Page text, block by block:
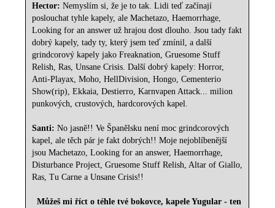
Hector:Nemyslím si, že je to tak. Lidi teď začínají
poslouchat tyhle kapely, ale Machetazo, Haemorrhage,
Looking for an answer už hrajou dost dlouho. Jsou tady fakt
dobrý kapely, tady ty, který jsem teď zmínil, a další
grindcorový kapely jako Freaknation, Gruesome Stuff
Relish, Ras, Unsane Crisis. Další dobrý kapely: Horror,
Anti-Playax, Moho, HellDivision, Hongo, Cementerio
Show(rip), Ekkaia, Destierro, Karnvapen Attack... milion
punkových, crustových, hardcorových kapel.
Santi:No jasně!! Ve Španělsku není moc grindcorových
kapel, ale těch pár je fakt dobrých!! Moje nejoblíbenější
jsou Machetazo, Looking for an answer, Haemorrhage,
Disturbance Project, Gruesome Stuff Relish, Altar of Giallo,
Ras, Tu Carne a Unsane Crisis!!
Můžeš mi říct o téhle tvé bokovce, kapele Yugular - ten